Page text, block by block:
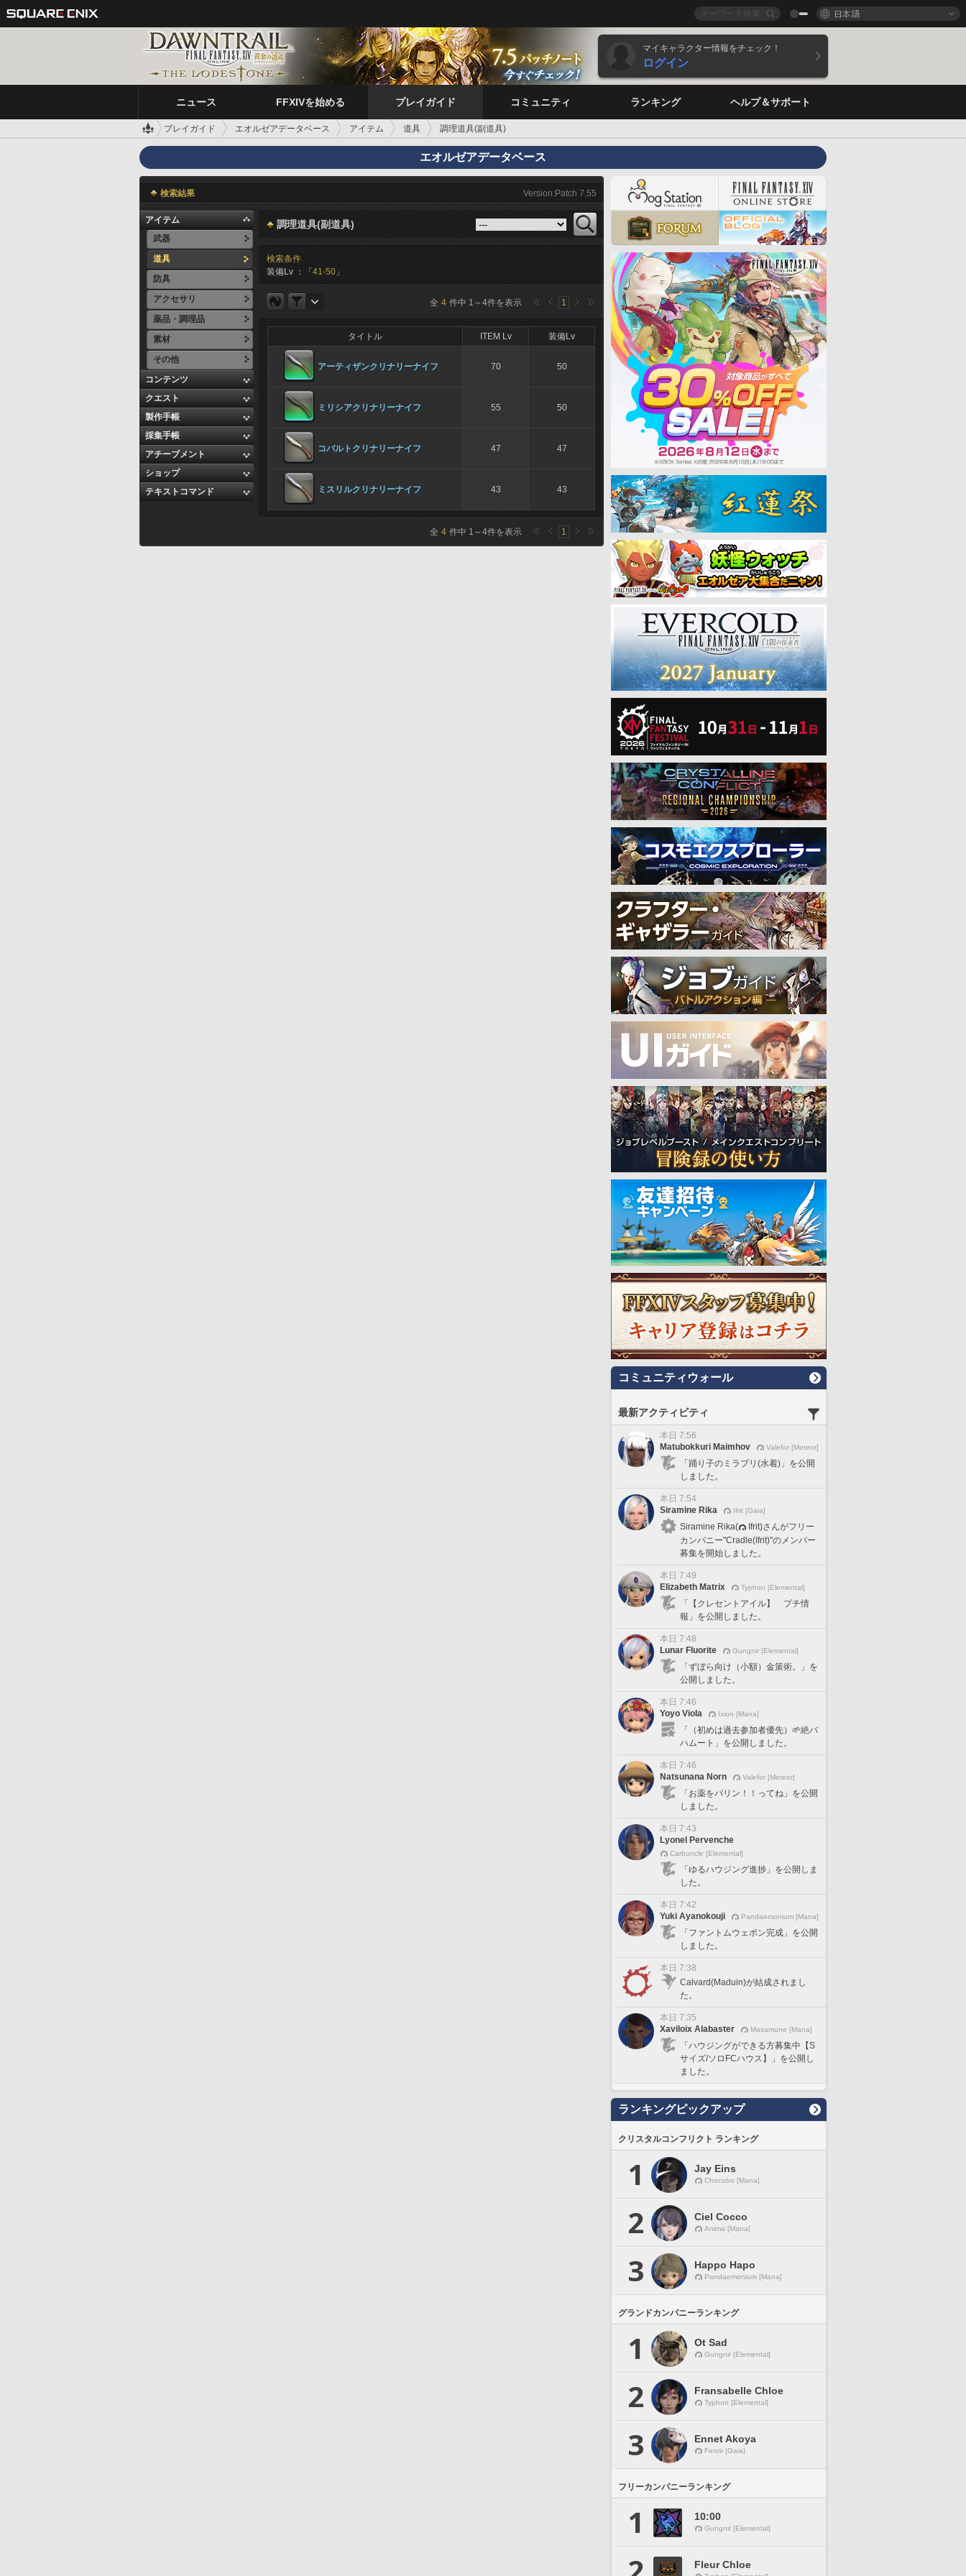
日本語
マイキャラクター情報をチェック！
ログイン
ニュース FFXIVを始める プレイガイド コミュニティ ランキング ヘルプ＆サポート
プレイガイド エオルゼアデータベース アイテム 道具 調理道具(副道具)
エオルゼアデータベース
検索結果 Version:Patch 7.55
アイテム
武器
道具
防具
アクセサリ
薬品・調理品
素材
その他
コンテンツ
クエスト
製作手帳
採集手帳
アチーブメント
ショップ
テキストコマンド
調理道具(副道具)
検索条件
装備Lv ：「 41-50 」
全 4 件中 1 ～4件を表示 1
タイトル ITEM Lv 装備Lv
アーティザンクリナリーナイフ 70 50
ミリシアクリナリーナイフ 55 50
コバルトクリナリーナイフ 47 47
ミスリルクリナリーナイフ 43 43
全 4 件中 1 ～4件を表示 1
コミュニティウォール
最新アクティビティ
本日 7:56
Matubokkuri Maimhov
Valefor [Meteor]
「踊り子のミラプリ(水着)」を公開
しました。
本日 7:54
Siramine Rika
Ifrit [Gaia]
Siramine Rika(
Ifrit)さんがフリー
カンパニー"Cradle(Ifrit)"のメンバー
募集を開始しました。
本日 7:49
Elizabeth Matrix
Typhon [Elemental]
「【クレセントアイル】 プチ情
報」を公開しました。
本日 7:48
Lunar Fluorite
Gungnir [Elemental]
「ずぼら向け（小額）金策術。」を
公開しました。
本日 7:46
Yoyo Viola
Ixion [Mana]
「（初めは過去参加者優先）🌱絶バ
ハムート」を公開しました。
本日 7:46
Natsunana Norn
Valefor [Meteor]
「お薬をパリン！！ってね」を公開
しました。
本日 7:43
Lyonel Pervenche
Carbuncle [Elemental]
「ゆるハウジング進捗」を公開しま
した。
本日 7:42
Yuki Ayanokouji
Pandaemonium [Mana]
「ファントムウェポン完成」を公開
しました。
本日 7:38
Calvard(Maduin)が結成されまし
た。
本日 7:35
Xaviloix Alabaster
Masamune [Mana]
「ハウジングができる方募集中【S
サイズ/ソロFCハウス】」を公開し
ました。
ランキングピックアップ
クリスタルコンフリクト ランキング
1 Jay Eins
Chocobo [Mana]
2 Ciel Cocco
Anima [Mana]
3 Happo Hapo
Pandaemonium [Mana]
グランドカンパニーランキング
1 Ot Sad
Gungnir [Elemental]
2 Fransabelle Chloe
Typhon [Elemental]
3 Ennet Akoya
Fenrir [Gaia]
フリーカンパニーランキング
1 10:00
Gungnir [Elemental]
Fleur Chloe